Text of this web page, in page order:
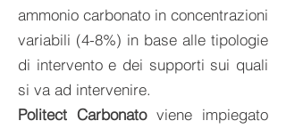
ammonio carbonato in concentrazioni
variabili (4-8%) in base alle tipologie
di intervento e dei supporti sui quali
si va ad intervenire.
Politect Carbonatoviene impiegato